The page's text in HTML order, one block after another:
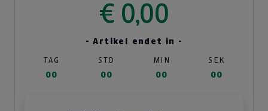
€ 0,00
- Artikel endet in -
TAG STD MIN SEK
00 00 00 00